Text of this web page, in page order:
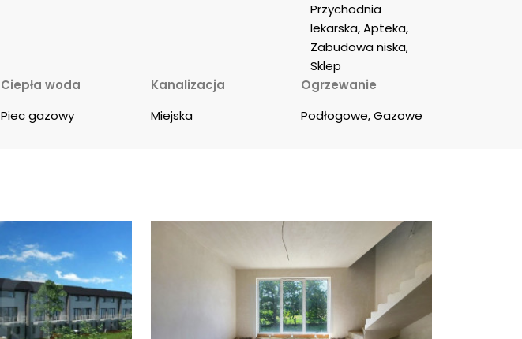
Przychodnia
lekarska, Apteka,
Zabudowa niska,
Sklep
Ciepła woda
Piec gazowy
Kanalizacja
Miejska
Ogrzewanie
Podłogowe, Gazowe